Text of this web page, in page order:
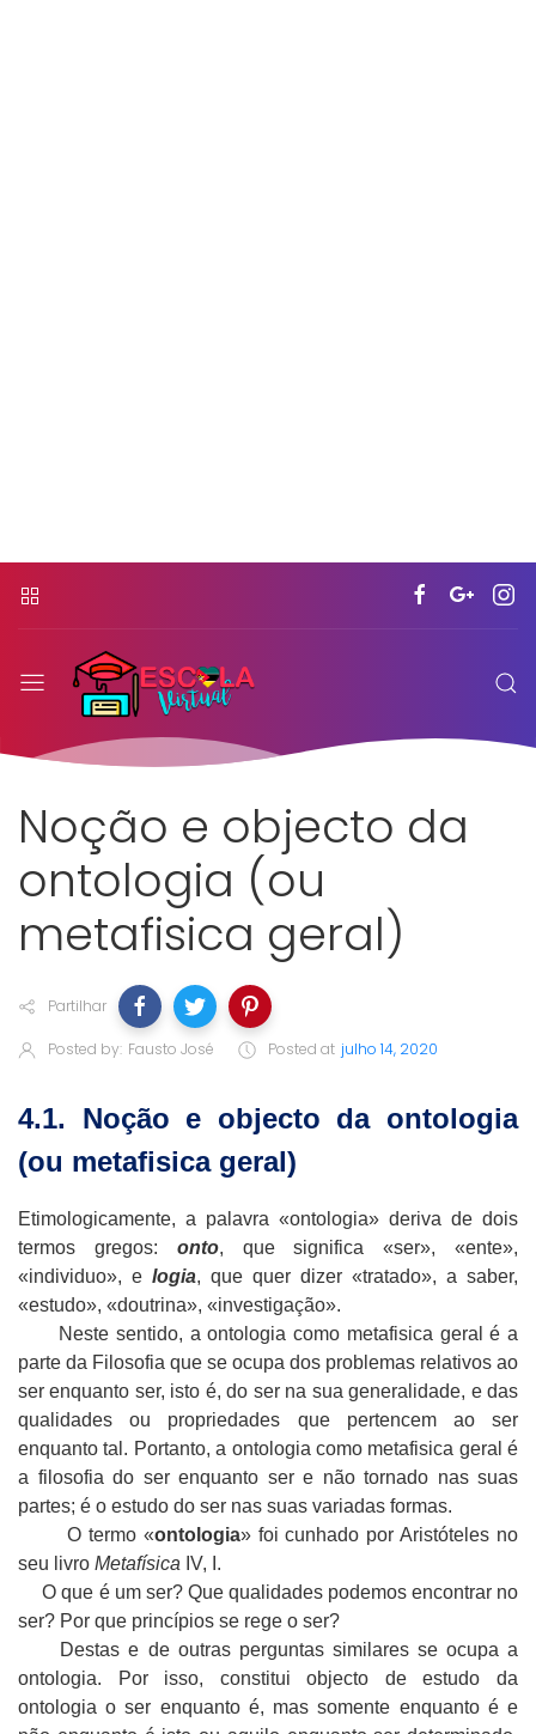
Noção e objecto da
ontologia (ou
metafisica geral)
Partilhar
Posted by: Fausto José Posted at julho 14, 2020
4.1. Noção e objecto da ontologia
(ou metafisica geral)
Etimologicamente, a palavra «ontologia» deriva de dois
termos gregos: onto, que significa «ser», «ente»,
«individuo», e logia, que quer dizer «tratado», a saber,
«estudo», «doutrina», «investigação».
Neste sentido, a ontologia como metafisica geral é a
parte da Filosofia que se ocupa dos problemas relativos ao
ser enquanto ser, isto é, do ser na sua generalidade, e das
qualidades ou propriedades que pertencem ao ser
enquanto tal. Portanto, a ontologia como metafisica geral é
a filosofia do ser enquanto ser e não tornado nas suas
partes; é o estudo do ser nas suas variadas formas.
O termo «ontologia» foi cunhado por Aristóteles no
seu livro Metafísica IV, I.
O que é um ser? Que qualidades podemos encontrar no
ser? Por que princípios se rege o ser?
Destas e de outras perguntas similares se ocupa a
ontologia. Por isso, constitui objecto de estudo da
ontologia o ser enquanto é, mas somente enquanto é e